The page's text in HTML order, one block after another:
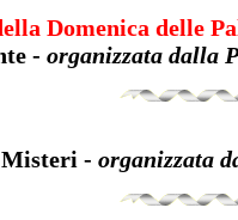
Domenica delle
- organizzata dalla
Misteri - organizzata